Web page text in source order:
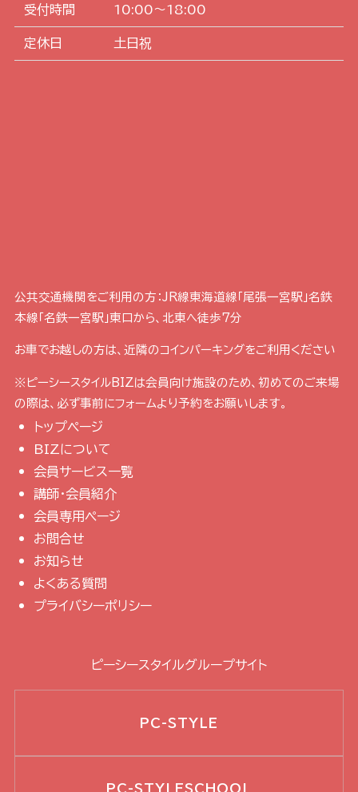
受付時間 10:00～18:00
定休日 土日祝
公共交通機関をご利用の方：JR線東海道線「尾張一宮駅」名鉄
本線「名鉄一宮駅」東口から、北東へ徒歩7分
お車でお越しの方は、近隣のコインパーキングをご利用ください
※ピーシースタイルBIZは会員向け施設のため、初めてのご来場
の際は、必ず事前にフォームより予約をお願いします。
トップページ
BIZについて
会員サービス一覧
講師・会員紹介
会員専用ページ
お問合せ
お知らせ
よくある質問
プライバシーポリシー
ピーシースタイルグループサイト
PC-STYLE
PC-STYLESCHOOL